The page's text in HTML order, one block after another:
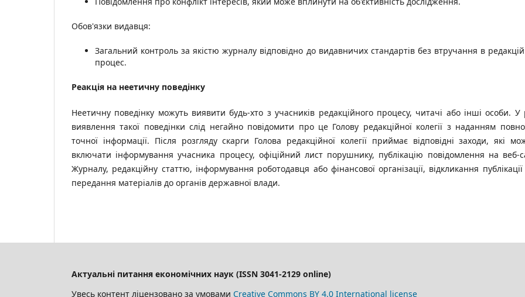
Обов'язки видавця:
Загальний контроль за якістю журналу відповідно до видавничих стандартів без втручання в
процес.
Реакція на неетичну поведінку
Неетичну поведінку можуть виявити будь-хто з учасників редакційного процесу, читачі або інші особи. У
виявлення такої поведінки слід негайно повідомити про це Голову редакційної колегії з наданням
точної інформації. Після розгляду скарги Голова редакційної колегії приймає відповідні заходи, які
включати інформування учасника процесу, офіційний лист порушнику, публікацію повідомлення на веб-
Журналу, редакційну статтю, інформування роботодавця або фінансової організації, відкликання
передання матеріалів до органів державної влади.
Актуальні питання економічних наук (ISSN 3041-2129 online)
Увесь контент ліцензовано за умовами Creative Commons BY 4.0 International license